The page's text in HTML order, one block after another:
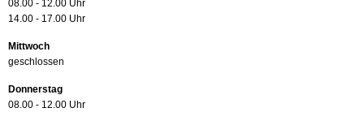
08.00 - 12.00 Uhr
14.00 - 17.00 Uhr
Mittwoch
geschlossen
Donnerstag
08.00 - 12.00 Uhr